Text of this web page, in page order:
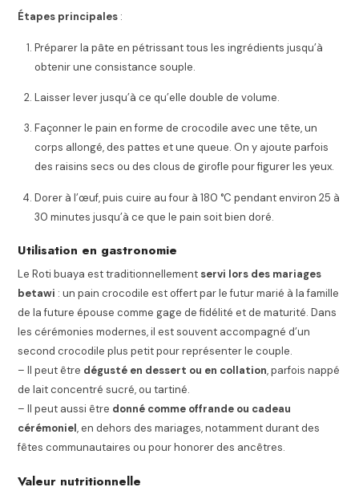
Étapes principales :
Préparer la pâte en pétrissant tous les ingrédients jusqu’à
obtenir une consistance souple.
Laisser lever jusqu’à ce qu’elle double de volume.
Façonner le pain en forme de crocodile avec une tête, un
corps allongé, des pattes et une queue. On y ajoute parfois
des raisins secs ou des clous de girofle pour figurer les yeux.
Dorer à l’œuf, puis cuire au four à 180 °C pendant environ 25 à
30 minutes jusqu’à ce que le pain soit bien doré.
Utilisation en gastronomie
Le Roti buaya est traditionnellement servi lors des mariages
betawi : un pain crocodile est offert par le futur marié à la famille
de la future épouse comme gage de fidélité et de maturité. Dans
les cérémonies modernes, il est souvent accompagné d’un
second crocodile plus petit pour représenter le couple.
– Il peut être dégusté en dessert ou en collation, parfois nappé
de lait concentré sucré, ou tartiné.
– Il peut aussi être donné comme offrande ou cadeau
cérémoniel, en dehors des mariages, notamment durant des
fêtes communautaires ou pour honorer des ancêtres.
Valeur nutritionnelle